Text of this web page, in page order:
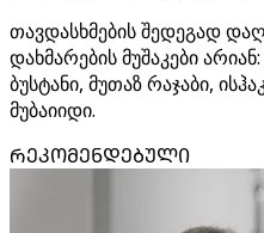
თავდასხმების შედეგად
დახმარების მუშაკები
ბუსტანი, მუთაზ რაჯაბი,
მუბაიიდი.
ᲠᲔᲙᲝᲛᲔᲜᲓᲔᲑᲣᲚᲘ